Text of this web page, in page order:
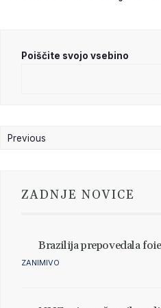
Poiščite svojo vsebino
Previous
ZADNJE NOVICE
Brazilija prepovedala
ZANIMIVO